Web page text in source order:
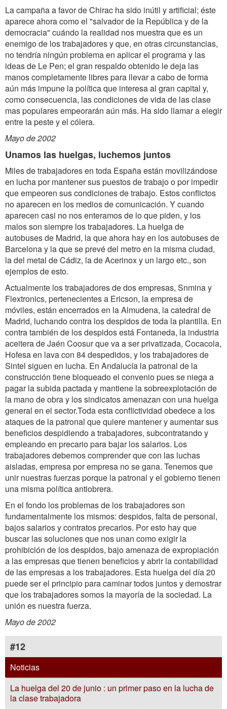
La campaña a favor de Chirac ha sido inútil y artificial; éste
aparece ahora como el "salvador de la República y de la
democracia" cuándo la realidad nos muestra que es un
enemigo de los trabajadores y que, en otras circunstancias,
no tendría ningún problema en aplicar el programa y las
ideas de Le Pen; el gran respaldo obtenido le deja las
manos completamente libres para llevar a cabo de forma
aún más impune la política que interesa al gran capital y,
como consecuencia, las condiciones de vida de las clase
mas populares empeorarán aún más. Ha sido llamar a elegir
entre la peste y el cólera.
Mayo de 2002
Unamos las huelgas, luchemos juntos
Miles de trabajadores en toda España están movilizándose
en lucha por mantener sus puestos de trabajo o por impedir
que empeoren sus condiciones de trabajo. Estos conflictos
no aparecen en los medios de comunicación. Y cuando
aparecen casi no nos enteramos de lo que piden, y los
malos son siempre los trabajadores. La huelga de
autobuses de Madrid, la que ahora hay en los autobuses de
Barcelona y la que se prevé del metro en la misma ciudad,
la del metal de Cádiz, la de Acerinox y un largo etc., son
ejemplos de esto.
Actualmente los trabajadores de dos empresas, Snmina y
Flextronics, pertenecientes a Ericson, la empresa de
móviles, están encerrados en la Almudena, la catedral de
Madrid, luchando contra los despidos de toda la plantilla. En
contra también de los despidos está Fontaneda, la industria
aceitera de Jaén Coosur que va a ser privatizada, Cocacola,
Hofesa en lava con 84 despedidos, y los trabajadores de
Sintel siguen en lucha. En Andalucía la patronal de la
construcción tiene bloqueado el convenio pues se niega a
pagar la subida pactada y mantiene la sobreexplotación de
la mano de obra y los sindicatos amenazan con una huelga
general en el sector.Toda esta conflictividad obedece a los
ataques de la patronal que quiere mantener y aumentar sus
beneficios despidiendo a trabajadores, subcontratando y
empleando en precario para bajar los salarios. Los
trabajadores debemos comprender que con las luchas
aisladas, empresa por empresa no se gana. Tenemos que
unir nuestras fuerzas porque la patronal y el gobierno tienen
una misma política antiobrera.
En el fondo los problemas de los trabajadores son
fundamentalmente los mismos: despidos, falta de personal,
bajos salarios y contratos precarios. Por esto hay que
buscar las soluciones que nos unan como exigir la
prohibición de los despidos, bajo amenaza de expropiación
a las empresas que tienen beneficios y abrir la contabilidad
de las empresas a los trabajadores. Esta huelga del día 20
puede ser el principio para caminar todos juntos y demostrar
que los trabajadores somos la mayoría de la sociedad. La
unión es nuestra fuerza.
Mayo de 2002
#12
Noticias
La huelga del 20 de junio : un primer paso en la lucha de
la clase trabajadora